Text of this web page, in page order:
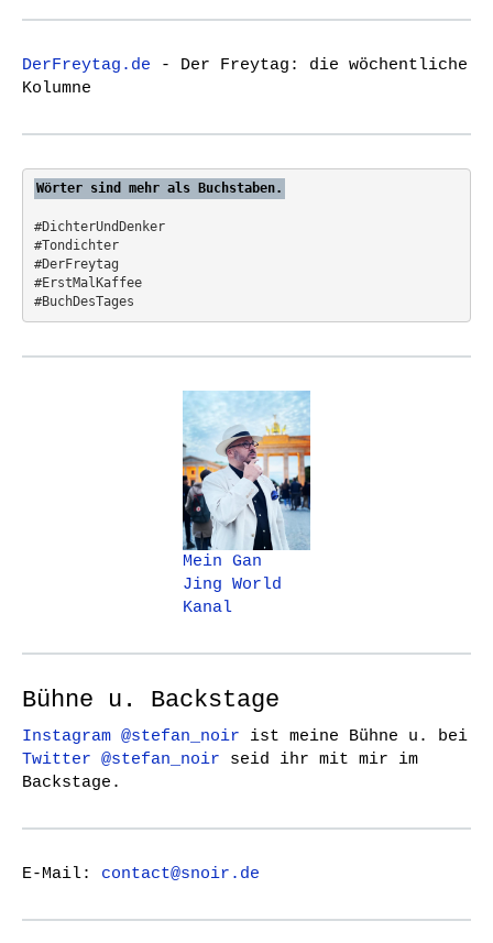
r
h
f
r
DerFreytag.de - Der Freytag: die wöchentliche
Kolumne
Wörter sind mehr als Buchstaben.
#DichterUndDenker
#Tondichter
#DerFreytag
#ErstMalKaffee
#BuchDesTages
Mein Gan
Jing World
Kanal
Bühne u. Backstage
Instagram @stefan_noir ist meine Bühne u. bei
Twitter @stefan_noir seid ihr mit mir im
Backstage.
E-Mail: contact@snoir.de